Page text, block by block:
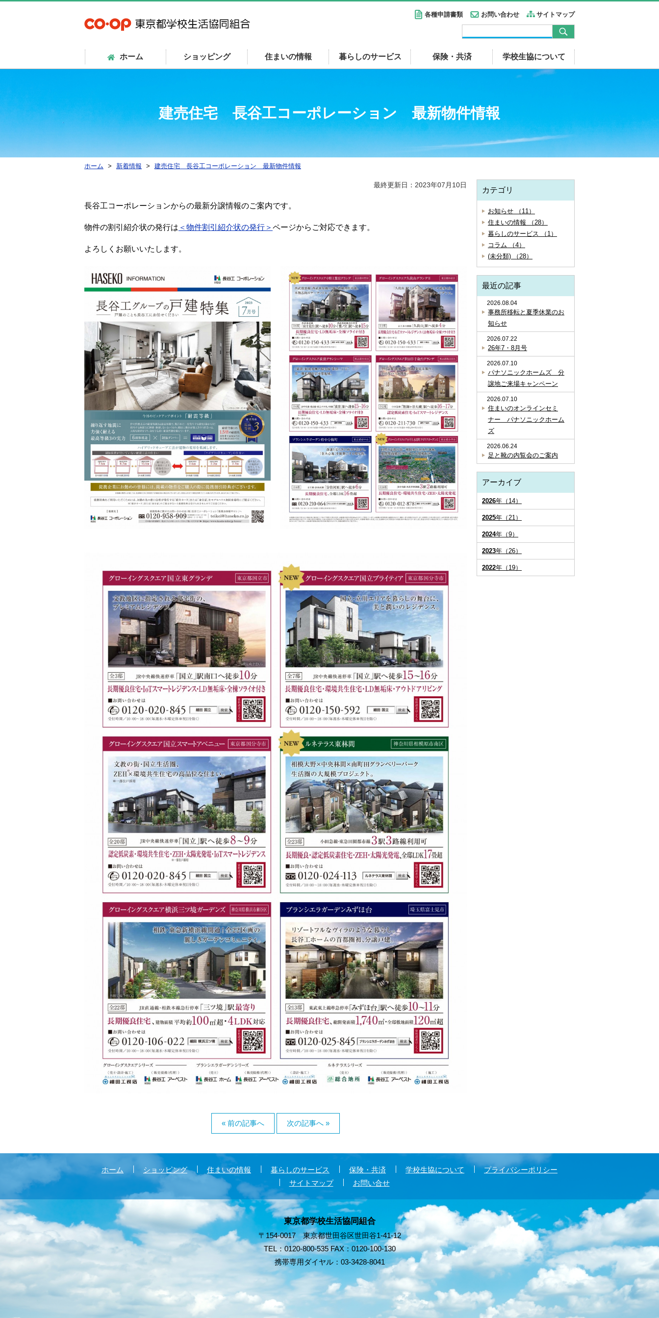
各種申請書類 お問い合わせ サイトマップ
ホーム ショッピング 住まいの情報 暮らしのサービス 保険・共済 学校生協について
建売住宅 長谷工コーポレーション 最新物件情報
ホーム 新着情報 建売住宅 長谷工コーポレーション 最新物件情報
最終更新日：2023年07月10日
長谷工コーポレーションからの最新分譲情報のご案内です。
物件の割引紹介状の発行は ＜物件割引紹介状の発行＞ ページからご対応できます。
よろしくお願いいたします。
« 前の記事へ 次の記事へ »
カテゴリ
お知らせ （11）
住まいの情報 （28）
暮らしのサービス （1）
コラム （4）
(未分類) （28）
最近の記事
2026.08.04
事務所移転と夏季休業のお
知らせ
2026.07.22
26年7・8月号
2026.07.10
パナソニックホームズ 分
譲地ご来場キャンペーン
2026.07.10
住まいのオンラインセミ
ナー パナソニックホーム
ズ
2026.06.24
足と靴の内覧会のご案内
アーカイブ
2026年（14）
2025年（21）
2024年（9）
2023年（26）
2022年（19）
ホーム ショッピング 住まいの情報 暮らしのサービス 保険・共済 学校生協について
プライバシーポリシー
サイトマップ
お問い合せ
東京都学校生活協同組合
〒154-0017 東京都世田谷区世田谷1-41-12
TEL：0120-800-535 FAX：0120-100-130
携帯専用ダイヤル：03-3428-8041